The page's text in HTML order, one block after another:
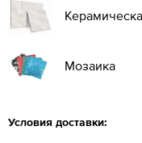
Мозаика
Условия доставки: